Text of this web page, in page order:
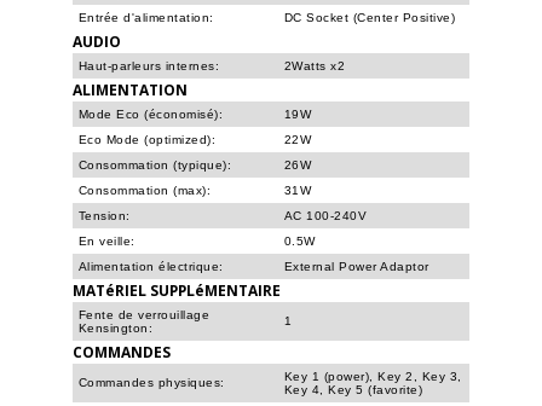
Entrée d'alimentation:
DC Socket (Center Positive)
AUDIO
Haut-parleurs internes: 2Watts x2
ALIMENTATION
Mode Eco (économisé):
19W
Eco Mode (optimized):
22W
Consommation (typique):
26W
Consommation (max):
31W
Tension:
AC 100-240V
En veille:
0.5W
Alimentation électrique:
External Power Adaptor
MATéRIEL SUPPLéMENTAIRE
Fente de verrouillage
Kensington:
1
COMMANDES
Commandes physiques:
Key 1 (power), Key 2, Key 3,
Key 4, Key 5 (favorite)